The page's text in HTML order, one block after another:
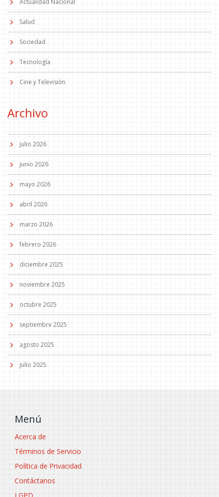
Salud
Sociedad
Tecnología
Cine y Televisión
Archivo
julio 2026
junio 2026
mayo 2026
abril 2026
marzo 2026
febrero 2026
diciembre 2025
noviembre 2025
octubre 2025
septiembre 2025
agosto 2025
julio 2025
Menú
Acerca de
Términos de Servicio
Política de Privacidad
Contáctanos